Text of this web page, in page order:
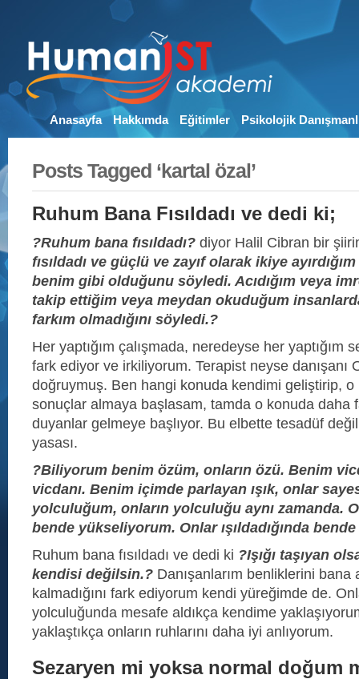
Anasayfa Hakkımda Eğitimler Psikolojik
Posts Tagged ‘kartal özal’
Ruhum Bana Fısıldadı ve dedi ki;
?Ruhum bana fısıldadı? diyor Halil Cibran bir
fısıldadı ve güçlü ve zayıf olarak ikiye
benim gibi olduğunu söyledi. Acıdığım veya
takip ettiğim veya meydan okuduğum
farkım olmadığını söyledi.?
Her yaptığım çalışmada, neredeyse her yaptığım
fark ediyor ve irkiliyorum. Terapist neyse danışanı
doğruymuş. Ben hangi konuda kendimi geliştirip,
sonuçlar almaya başlasam, tamda o konuda daha
duyanlar gelmeye başlıyor. Bu elbette tesadüf
yasası.
?Biliyorum benim özüm, onların özü. Benim
vicdanı. Benim içimde parlayan ışık, onlar
yolculuğum, onların yolculuğu aynı zamanda.
bende yükseliyorum. Onlar ışıldadığında
Ruhum bana fısıldadı ve dedi ki ?Işığı taşıyan
kendisi değilsin.? Danışanlarım benliklerini bana
kalmadığını fark ediyorum kendi yüreğimde de.
yolculuğunda mesafe aldıkça kendime
yaklaştıkça onların ruhlarını daha iyi anlıyorum.
Sezaryen mi yoksa normal doğum